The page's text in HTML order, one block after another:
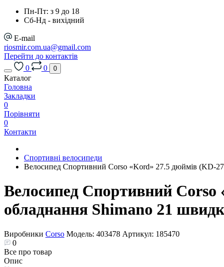
Пн-Пт: з 9 до 18
Сб-Нд - вихідний
E-mail
riosmir.com.ua@gmail.com
Перейти до контактів
0
0 0
Каталог
Головна
Закладки
0
Порівняти
0
Контакти
Спортивні велосипеди
Велоcипед Спортивний Corso «Kord» 27.5 дюймів (KD-
Велоcипед Спортивний Corso
обладнання Shimano 21
Виробники Corso Модель: 403478 Артикул: 185470
0
Все про товар
Опис